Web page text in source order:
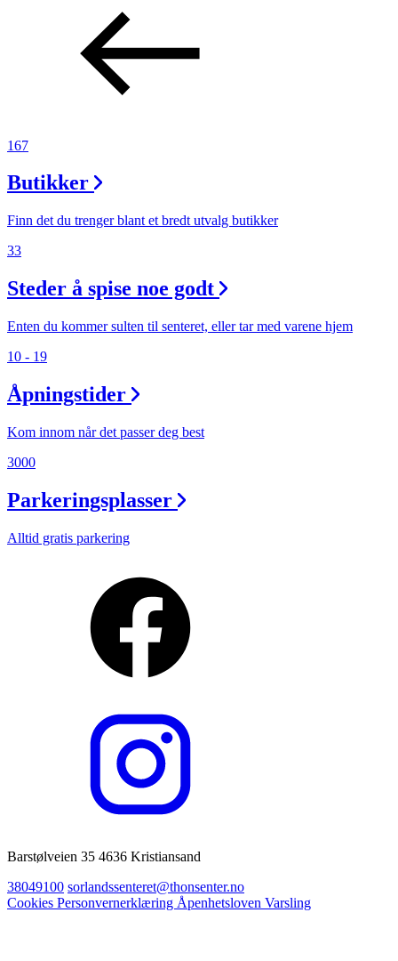
167
Butikker
Finn det du trenger blant et bredt utvalg butikker
33
Steder å spise noe godt
Enten du kommer sulten til senteret, eller tar med varene hjem
10 - 19
Åpningstider
Kom innom når det passer deg best
3000
Parkeringsplasser
Alltid gratis parkering
Barstølveien 35 4636 Kristiansand
38049100 sorlandssenteret@thonsenter.no
Cookies Personvernerklæring Åpenhetsloven Varsling